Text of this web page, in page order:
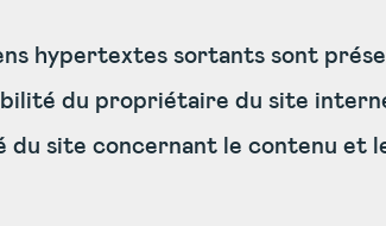
hypertextes sortants sont
du propriétaire du site
du site concernant le contenu et